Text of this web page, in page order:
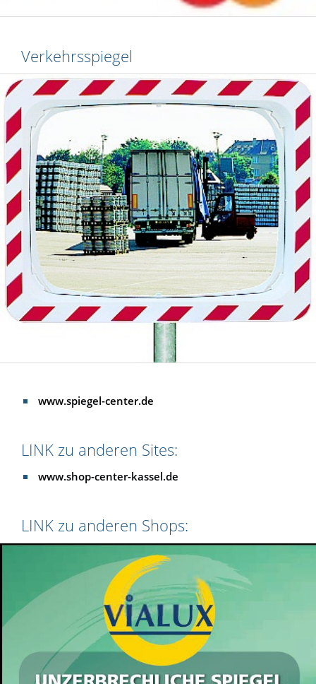
Verkehrsspiegel
www.spiegel-center.de
LINK zu anderen Sites:
www.shop-center-kassel.de
LINK zu anderen Shops: